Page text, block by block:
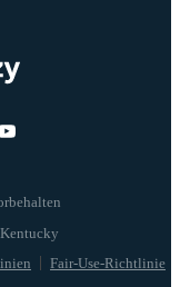
Fair-Use-Richtlinie